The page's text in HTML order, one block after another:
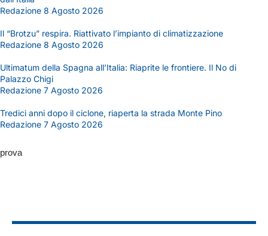
Redazione 8 Agosto 2026
Il “Brotzu” respira. Riattivato l’impianto di climatizzazione
Redazione 8 Agosto 2026
Ultimatum della Spagna all’Italia: Riaprite le frontiere. Il No di
Palazzo Chigi
Redazione 7 Agosto 2026
Tredici anni dopo il ciclone, riaperta la strada Monte Pino
Redazione 7 Agosto 2026
prova